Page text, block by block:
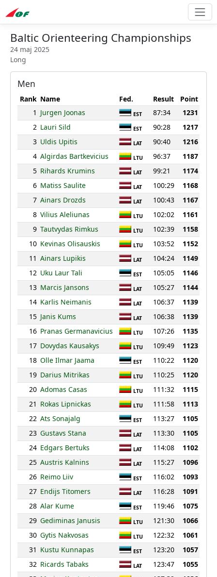
Baltic Orienteering Championships
24 maj 2025
Long
Men
Rank Name Fed. Result
Point
1 Jurgen Joonas EST 87:34
1231
2 Lauri Sild EST 90:28
1217
3 Uldis Upitis LAT 90:40
1216
4 Algirdas Bartkevicius LTU 96:37
1187
5 Rihards Krumins LAT 99:21
1174
6 Matiss Saulite LAT 100:29
1168
7 Ainars Drozds LAT 100:43
1167
8 Vilius Aleliunas LTU 102:02
1161
9 Tautvydas Rimkus LTU 102:39
1158
10 Kevinas Olisauskis LTU 103:52
1152
11 Ainars Lupikis LAT 104:24
1149
12 Uku Laur Tali EST 105:05
1146
13 Marcis Jansons LAT 105:27
1144
14 Karlis Neimanis LAT 106:37
1139
15 Janis Kums LAT 106:38
1139
16 Pranas Germanavicius LTU 107:26
1135
17 Dovydas Kausakys LTU 109:49
1123
18 Olle Ilmar Jaama EST 110:22
1120
19 Darius Mitrikas LTU 110:25
1120
20 Adomas Casas LTU 111:32
1115
21 Rokas Lipnickas LTU 111:58
1113
22 Ats Sonajalg EST 113:27
1105
23 Gustavs Stana LAT 113:30
1105
24 Edgars Bertuks LAT 114:08
1102
25 Austris Kalnins LAT 115:27
1096
26 Reimo Liiv EST 116:02
1093
27 Endijs Titomers LAT 116:28
1091
28 Alar Kume EST 119:46
1075
29 Gediminas Janusis LTU 121:30
1066
30 Gytis Nakvosas LTU 122:32
1061
31 Kustu Kunnapas EST 123:20
1057
32 Ricards Tabaks LAT 123:47
1055